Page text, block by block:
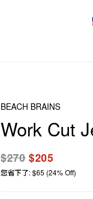
BEACH BRAINS
Work Cut
$270$205
您省下了: $65 (24% Off)